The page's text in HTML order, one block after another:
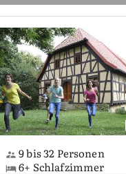
9 bis 32 Personen
6+ Schlafzimmer